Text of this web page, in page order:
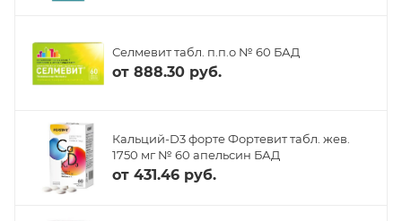
Селмевит табл. п.п.о № 60 БАД
от 888.30 руб.
Кальций-D3 форте Фортевит табл. жев.
1750 мг № 60 апельсин БАД
от 431.46 руб.